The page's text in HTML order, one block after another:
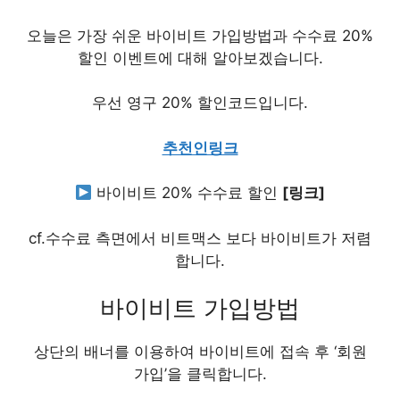
오늘은 가장 쉬운 바이비트 가입방법과 수수료 20%
할인 이벤트에 대해 알아보겠습니다.
우선 영구 20% 할인코드입니다.
추천인링크
바이비트 20% 수수료 할인 [링크]
cf.수수료 측면에서 비트맥스 보다 바이비트가 저렴
합니다.
바이비트 가입방법
상단의 배너를 이용하여 바이비트에 접속 후 ‘회원
가입’을 클릭합니다.